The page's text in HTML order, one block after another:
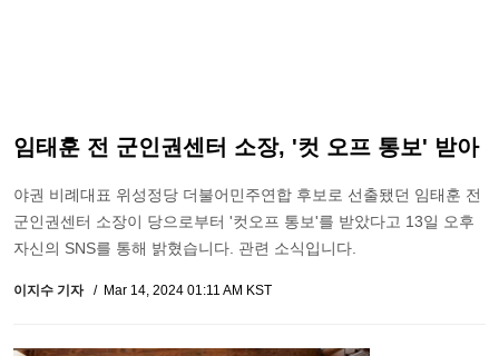
임태훈 전 군인권센터 소장, '컷 오프 통보' 받아
야권 비례대표 위성정당 더불어민주연합 후보로 선출됐던 임태훈 전
군인권센터 소장이 당으로부터 '컷오프 통보'를 받았다고 13일 오후
자신의 SNS를 통해 밝혔습니다. 관련 소식입니다.
이지수 기자 Mar 14, 2024 01:11 AM KST